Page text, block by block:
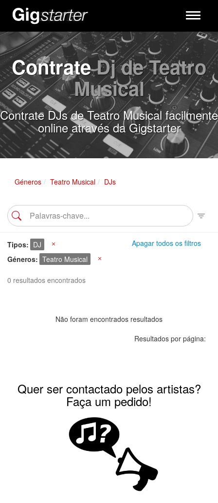
Toggle
ContrateDj de Teatro
Musical
Contrate DJs de Teatro Musical facilmente
online através da Gigstarter
Géneros Teatro Musical DJs
Apagar todos os filtros
Tipos DJ
Géneros
Teatro Musical
0 resultados encontrados
Não foram encontrados resultados
Resultados por página:
Quer ser contactado pelos artistas?
Faça um pedido!